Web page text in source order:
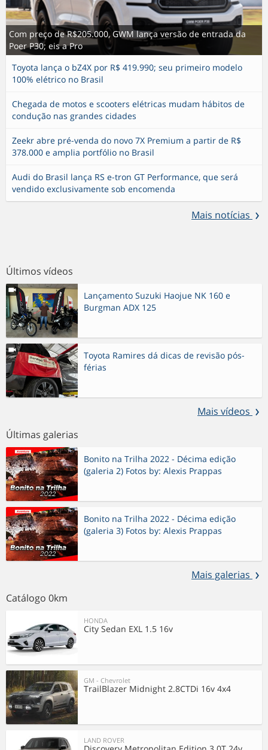
Com preço de R$205.000, GWM lança versão de entrada da
Poer P30; eis a Pro
Toyota lança o bZ4X por R$ 419.990; seu primeiro modelo
100% elétrico no Brasil
Chegada de motos e scooters elétricas mudam hábitos de
condução nas grandes cidades
Zeekr abre pré-venda do novo 7X Premium a partir de R$
378.000 e amplia portfólio no Brasil
Audi do Brasil lança RS e-tron GT Performance, que será
vendido exclusivamente sob encomenda
Mais notícias
Últimos vídeos
Lançamento Suzuki Haojue NK 160 e
Burgman ADX 125
Toyota Ramires dá dicas de revisão pós-
férias
Mais vídeos
Últimas galerias
Bonito na Trilha 2022 - Décima edição
(galeria 2) Fotos by: Alexis Prappas
Bonito na Trilha 2022 - Décima edição
(galeria 3) Fotos by: Alexis Prappas
Mais galerias
Catálogo 0km
HONDA
City Sedan EXL 1.5 16v
GM - Chevrolet
TrailBlazer Midnight 2.8CTDi 16v 4x4
LAND ROVER